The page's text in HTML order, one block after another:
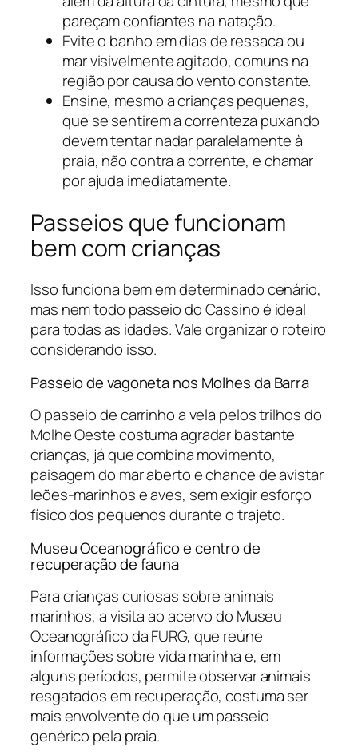
pareçam confiantes na natação.
Evite o banho em dias de ressaca ou
mar visivelmente agitado, comuns na
região por causa do vento constante.
Ensine, mesmo a crianças pequenas,
que se sentirem a correnteza puxando
devem tentar nadar paralelamente à
praia, não contra a corrente, e chamar
por ajuda imediatamente.
Passeios que funcionam
bem com crianças
Isso funciona bem em determinado cenário,
mas nem todo passeio do Cassino é ideal
para todas as idades. Vale organizar o roteiro
considerando isso.
Passeio de vagoneta nos Molhes da Barra
O passeio de carrinho a vela pelos trilhos do
Molhe Oeste costuma agradar bastante
crianças, já que combina movimento,
paisagem do mar aberto e chance de avistar
leões-marinhos e aves, sem exigir esforço
físico dos pequenos durante o trajeto.
Museu Oceanográfico e centro de
recuperação de fauna
Para crianças curiosas sobre animais
marinhos, a visita ao acervo do Museu
Oceanográfico da FURG, que reúne
informações sobre vida marinha e, em
alguns períodos, permite observar animais
resgatados em recuperação, costuma ser
mais envolvente do que um passeio
genérico pela praia.